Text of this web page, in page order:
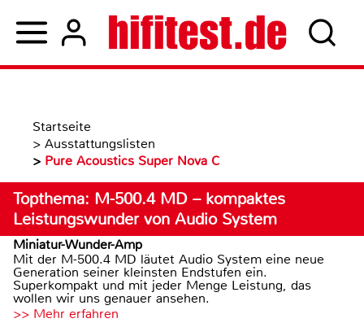
Startseite
> Ausstattungslisten
> Pure Acoustics Super Nova C
Topthema: M-500.4 MD – kompaktes
Leistungswunder von Audio System
Miniatur-Wunder-Amp
Mit der M-500.4 MD läutet Audio System eine neue
Generation seiner kleinsten Endstufen ein.
Superkompakt und mit jeder Menge Leistung, das
wollen wir uns genauer ansehen.
>> Mehr erfahren